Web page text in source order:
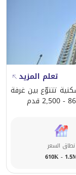
تعلم المزيد
سكنية تتنوّع بين غرفة
نوم إلى 3 غرف نوم، وتتراوح مساحاتها بين 861 - 2,500 قدم
نطاق السعر
610K -